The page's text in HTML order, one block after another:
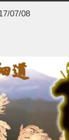
07/08